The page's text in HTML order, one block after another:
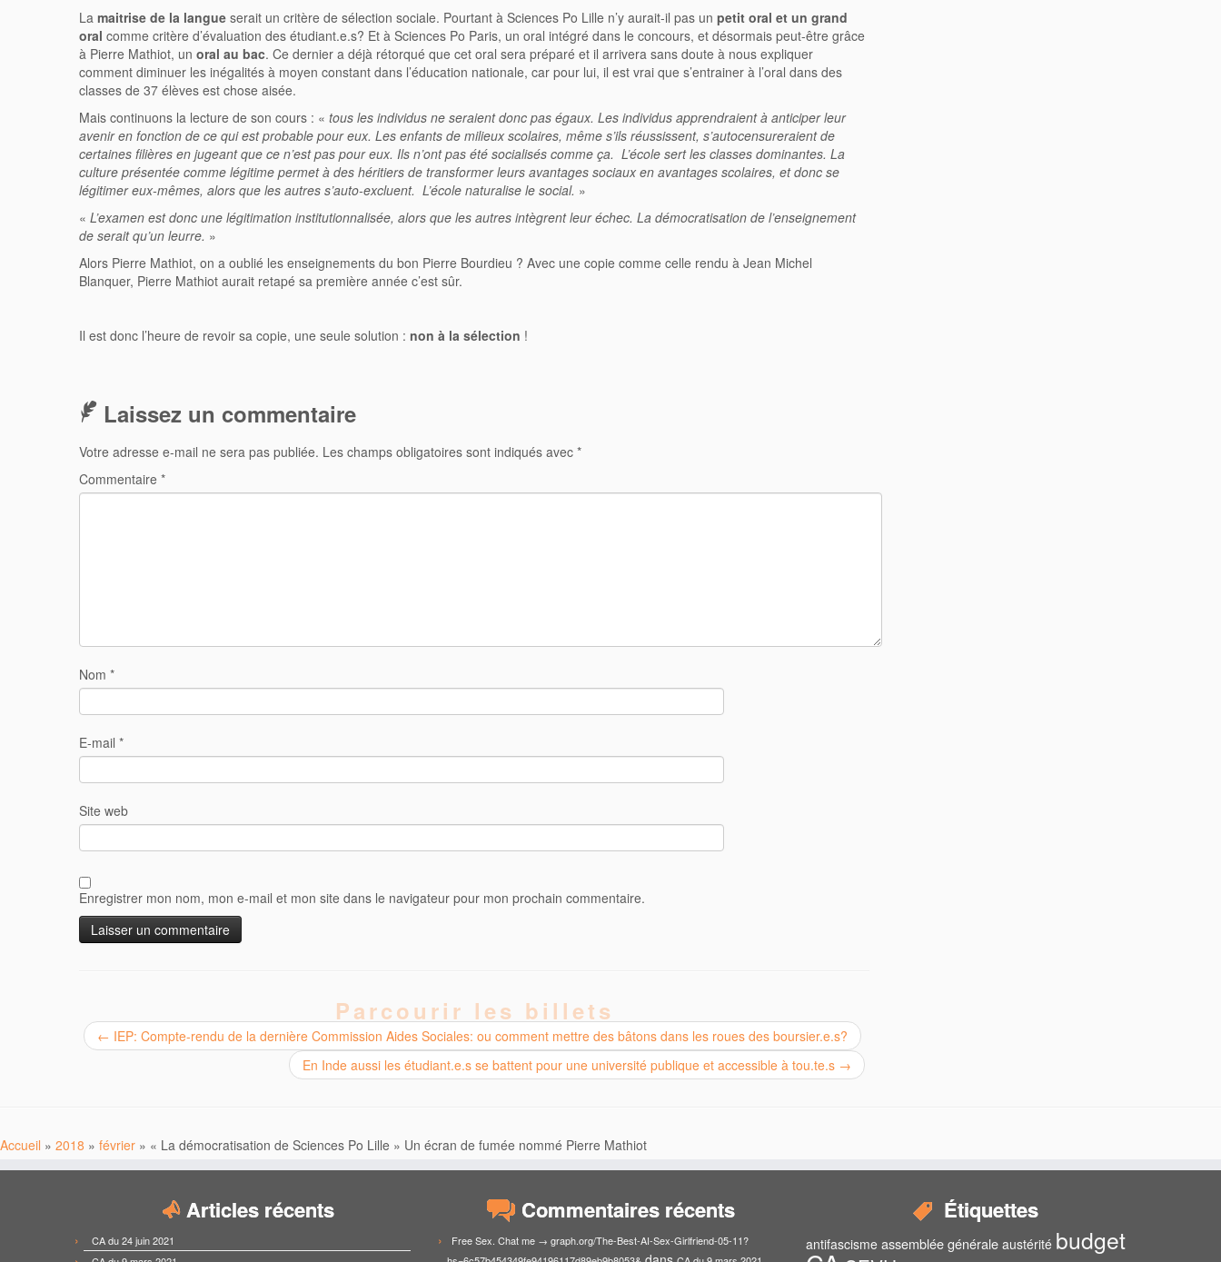
La maitrise de la langue serait un critère de sélection sociale. Pourtant à Sciences Po Lille n’y aurait-il pas un petit oral et un grand
oral comme critère d’évaluation des étudiant.e.s? Et à Sciences Po Paris, un oral intégré dans le concours, et désormais peut-être grâce
à Pierre Mathiot, un oral au bac. Ce dernier a déjà rétorqué que cet oral sera préparé et il arrivera sans doute à nous expliquer
comment diminuer les inégalités à moyen constant dans l’éducation nationale, car pour lui, il est vrai que s’entrainer à l’oral dans des
classes de 37 élèves est chose aisée.
Mais continuons la lecture de son cours : « tous les individus ne seraient donc pas égaux. Les individus apprendraient à anticiper leur
avenir en fonction de ce qui est probable pour eux. Les enfants de milieux scolaires, même s’ils réussissent, s’autocensureraient de
certaines filières en jugeant que ce n’est pas pour eux. Ils n’ont pas été socialisés comme ça. L’école sert les classes dominantes. La
culture présentée comme légitime permet à des héritiers de transformer leurs avantages sociaux en avantages scolaires, et donc se
légitimer eux-mêmes, alors que les autres s’auto-excluent. L’école naturalise le social. »
« L’examen est donc une légitimation institutionnalisée, alors que les autres intègrent leur échec. La démocratisation de l’enseignement
de serait qu’un leurre. »
Alors Pierre Mathiot, on a oublié les enseignements du bon Pierre Bourdieu ? Avec une copie comme celle rendu à Jean Michel
Blanquer, Pierre Mathiot aurait retapé sa première année c’est sûr.
Il est donc l’heure de revoir sa copie, une seule solution : non à la sélection !
Laissez un commentaire
Votre adresse e-mail ne sera pas publiée. Les champs obligatoires sont indiqués avec *
Commentaire *
Nom *
E-mail *
Site web
Enregistrer mon nom, mon e-mail et mon site dans le navigateur pour mon prochain commentaire.
Parcourir les billets
← IEP: Compte-rendu de la dernière Commission Aides Sociales: ou comment mettre des bâtons dans les roues des boursier.e.s?
En Inde aussi les étudiant.e.s se battent pour une université publique et accessible à tou.te.s →
Accueil » 2018 » février » « La démocratisation de Sciences Po Lille » Un écran de fumée nommé Pierre Mathiot
Articles récents
CA du 24 juin 2021
Commentaires récents
Free Sex. Chat me → graph.org/The-Best-AI-Sex-Girlfriend-05-11?
Étiquettes
antifascisme assemblée générale austérité budget